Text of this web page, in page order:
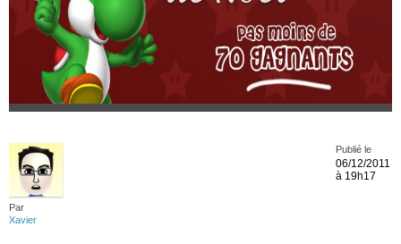
Par
Xavier
Publié le
06/12/2011
à 19h17